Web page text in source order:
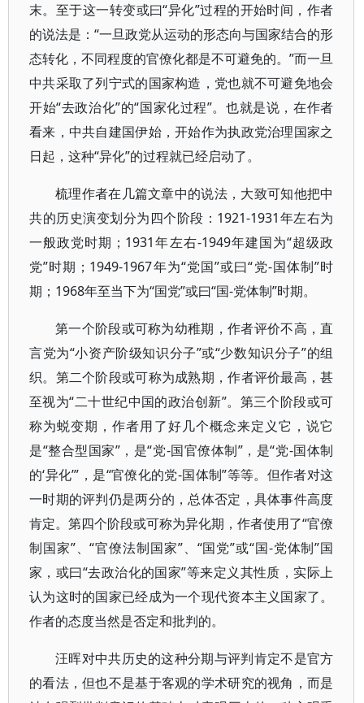
末。至于这一转变或曰“异化”过程的开始时间，作者
的说法是：“一旦政党从运动的形态向与国家结合的形
态转化，不同程度的官僚化都是不可避免的。”而一旦
中共采取了列宁式的国家构造，党也就不可避免地会
开始“去政治化”的“国家化过程”。也就是说，在作者
看来，中共自建国伊始，开始作为执政党治理国家之
日起，这种“异化”的过程就已经启动了。
梳理作者在几篇文章中的说法，大致可知他把中
共的历史演变划分为四个阶段：1921-1931年左右为
一般政党时期；1931年左右-1949年建国为“超级政
党”时期；1949-1967年为“党国”或曰“党-国体制”时
期；1968年至当下为“国党”或曰“国-党体制”时期。
第一个阶段或可称为幼稚期，作者评价不高，直
言党为“小资产阶级知识分子”或“少数知识分子”的组
织。第二个阶段或可称为成熟期，作者评价最高，甚
至视为“二十世纪中国的政治创新”。第三个阶段或可
称为蜕变期，作者用了好几个概念来定义它，说它
是“整合型国家”，是“党-国官僚体制”，是“党-国体制
的‘异化’”，是“官僚化的党-国体制”等等。但作者对这
一时期的评判仍是两分的，总体否定，具体事件高度
肯定。第四个阶段或可称为异化期，作者使用了“官僚
制国家”、“官僚法制国家”、“国党”或“国-党体制”国
家，或曰“去政治化的国家”等来定义其性质，实际上
认为这时的国家已经成为一个现代资本主义国家了。
作者的态度当然是否定和批判的。
汪晖对中共历史的这种分期与评判肯定不是官方
的看法，但也不是基于客观的学术研究的视角，而是